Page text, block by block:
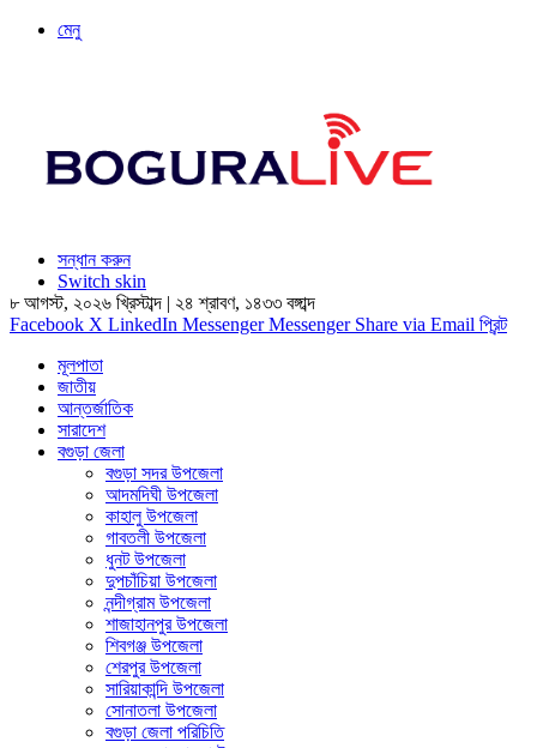
মেনু
সন্ধান করুন
Switch skin
৮ আগস্ট, ২০২৬ খ্রিস্টাব্দ | ২৪ শ্রাবণ, ১৪৩৩ বঙ্গাব্দ
Facebook X LinkedIn Messenger Messenger Share via Email প্রিন্ট
মূলপাতা
জাতীয়
আন্তর্জাতিক
সারাদেশ
বগুড়া জেলা
বগুড়া সদর উপজেলা
আদমদিঘী উপজেলা
কাহালু উপজেলা
গাবতলী উপজেলা
ধুনট উপজেলা
দুপচাঁচিয়া উপজেলা
নন্দীগ্রাম উপজেলা
শাজাহানপুর উপজেলা
শিবগঞ্জ উপজেলা
শেরপুর উপজেলা
সারিয়াকান্দি উপজেলা
সোনাতলা উপজেলা
বগুড়া জেলা পরিচিতি